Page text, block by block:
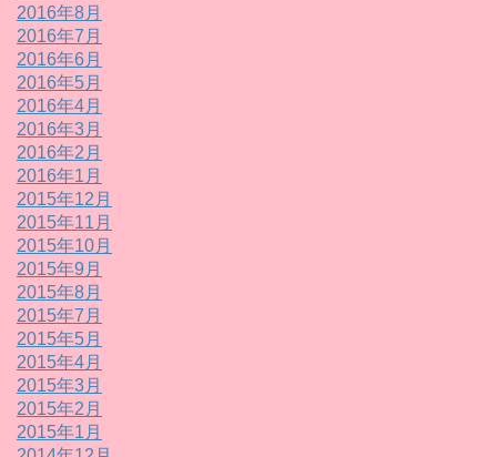
2016年8月
2016年7月
2016年6月
2016年5月
2016年4月
2016年3月
2016年2月
2016年1月
2015年12月
2015年11月
2015年10月
2015年9月
2015年8月
2015年7月
2015年5月
2015年4月
2015年3月
2015年2月
2015年1月